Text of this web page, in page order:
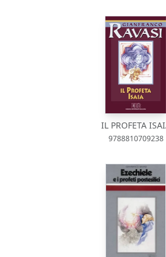
IL PROFETA
9788810709238